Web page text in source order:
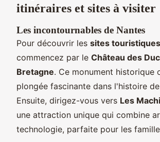
itinéraires et sites à visiter
Les incontournables de Nantes
Pour découvrir les sites
commencez par le Château des
Bretagne. Ce monument historique
plongée fascinante dans l'histoire
Ensuite, dirigez-vous vers Les
une attraction unique qui combine
technologie, parfaite pour les